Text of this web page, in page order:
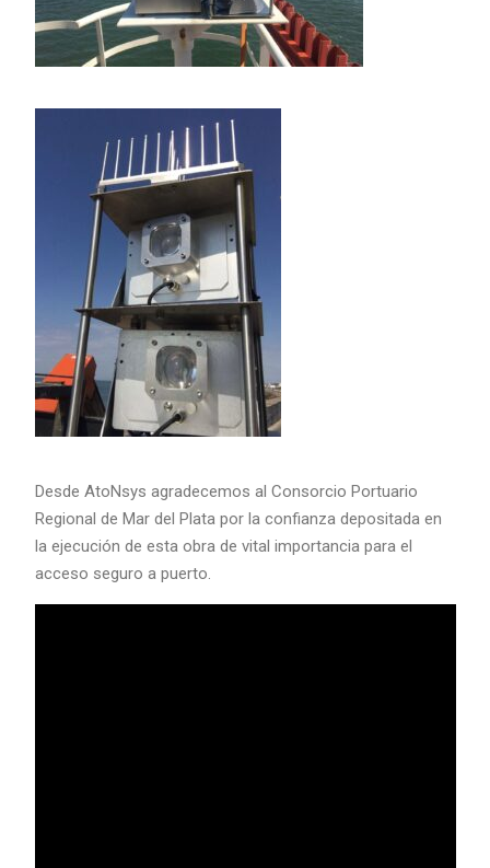
Desde AtoNsys agradecemos al Consorcio Portuario
Regional de Mar del Plata por la confianza depositada en
la ejecución de esta obra de vital importancia para el
acceso seguro a puerto.